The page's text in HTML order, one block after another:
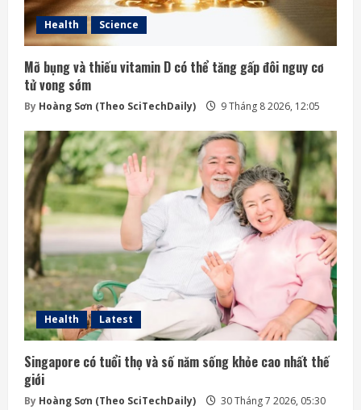
Health Science
Mỡ bụng và thiếu vitamin D có thể tăng gấp đôi nguy cơ
tử vong sớm
By Hoàng Sơn (Theo SciTechDaily) 9 Tháng 8 2026, 12:05
Health Latest
Singapore có tuổi thọ và số năm sống khỏe cao nhất thế
giới
By Hoàng Sơn (Theo SciTechDaily) 30 Tháng 7 2026, 05:30